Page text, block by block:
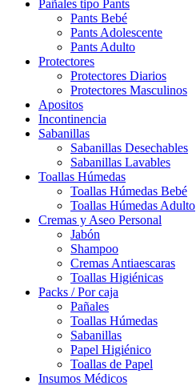
Pañales tipo Pants
Pants Bebé
Pants Adolescente
Pants Adulto
Protectores
Protectores Diarios
Protectores Masculinos
Apositos
Incontinencia
Sabanillas
Sabanillas Desechables
Sabanillas Lavables
Toallas Húmedas
Toallas Húmedas Bebé
Toallas Húmedas Adulto
Cremas y Aseo Personal
Jabón
Shampoo
Cremas Antiaescaras
Toallas Higiénicas
Packs / Por caja
Pañales
Toallas Húmedas
Sabanillas
Papel Higiénico
Toallas de Papel
Insumos Médicos